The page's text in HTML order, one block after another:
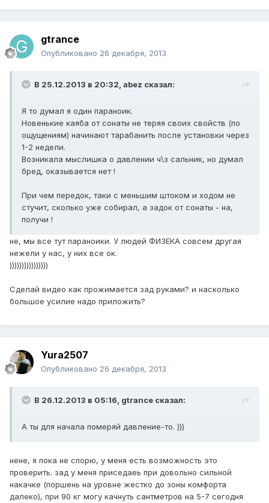
gtrance
Опубликовано 26 декабря, 2013
В 25.12.2013 в 20:32, abez сказал:
Я то думал я один параноик.
Новенькие каяба от сонаты не теряя своих свойств (по
ощущениям) начинают тарабанить после установки через
1-2 недели.
Возникала мыслишка о давлении ч\з сальник, но думал
бред, оказывается нет !
При чем передок, таки с меньшим штоком и ходом не
стучит, сколько уже собирал, а задок от сонаты - на,
получи !
не, мы все тут параноики. У людей ФИЗЕКА совсем другая
нежели у нас, у них все ок.
))))))))))))))))
Сделай видео как прожимается зад руками? и насколько
большое усилие надо приложить?
Yura2507
Опубликовано 26 декабря, 2013
В 26.12.2013 в 05:16, gtrance сказал:
А ты для начала померяй давление-то. )))
нене, я пока не спорю, у меня есть возможность это
проверить. зад у меня приседаеь при довольно сильной
накачке (поршень на уровне жестко до зоны комфорта
далеко), при 90 кг могу качнуть сантметров на 5-7 сегодня